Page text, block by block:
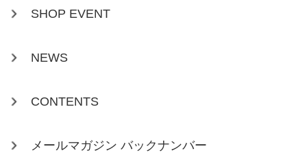
SHOP EVENT
NEWS
CONTENTS
メールマガジン バックナンバー